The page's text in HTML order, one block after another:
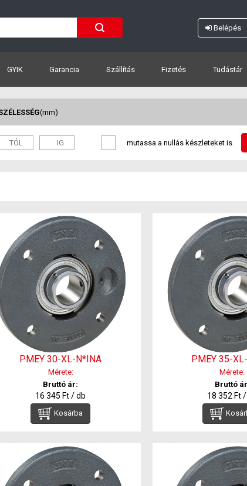
Belépés
GYIK Garancia Szállítás Fizetés Tudástár
(mm)
mutassa a nullás készleteket is
PMEY 30-XL-N*INA
Mérete:
Bruttó ár:
16 345 Ft / db
Kosárba
PMEY 35-
Mérete:
Bruttó
18 352 Ft